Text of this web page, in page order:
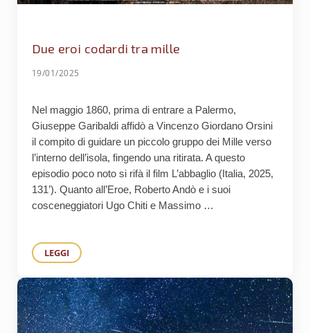
Due eroi codardi tra mille
19/01/2025
Nel maggio 1860, prima di entrare a Palermo,
Giuseppe Garibaldi affidò a Vincenzo Giordano Orsini
il compito di guidare un piccolo gruppo dei Mille verso
l’interno dell’isola, fingendo una ritirata. A questo
episodio poco noto si rifà il film L’abbaglio (Italia, 2025,
131’). Quanto all’Eroe, Roberto Andò e i suoi
cosceneggiatori Ugo Chiti e Massimo …
LEGGI
DUE EROI CODARDI TRA MILLE